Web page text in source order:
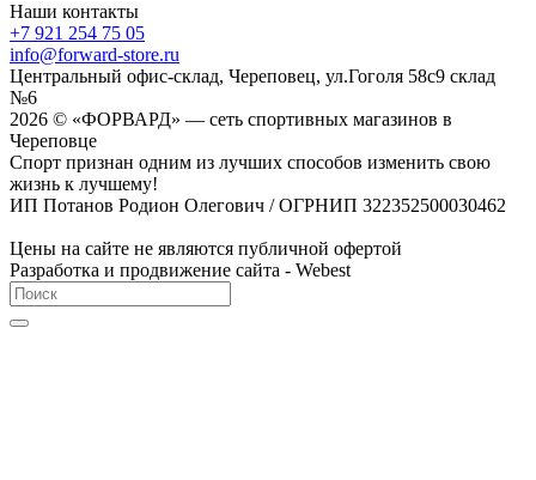
Наши контакты
+7 921 254 75 05
info@forward-store.ru
Центральный офис-склад, Череповец, ул.Гоголя 58с9 склад
№6
2026 © «ФОРВАРД» — сеть спортивных магазинов в
Череповце
Спорт признан одним из лучших способов изменить свою
жизнь к лучшему!
ИП Потанов Родион Олегович / ОГРНИП 322352500030462
Цены на сайте не являются публичной офертой
Разработка и продвижение сайта - Webest